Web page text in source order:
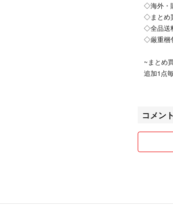
◇海外・
◇まとめ
◇全品送
◇厳重梱
~まとめ
追加1点
~主な出
・ゲー
コメント